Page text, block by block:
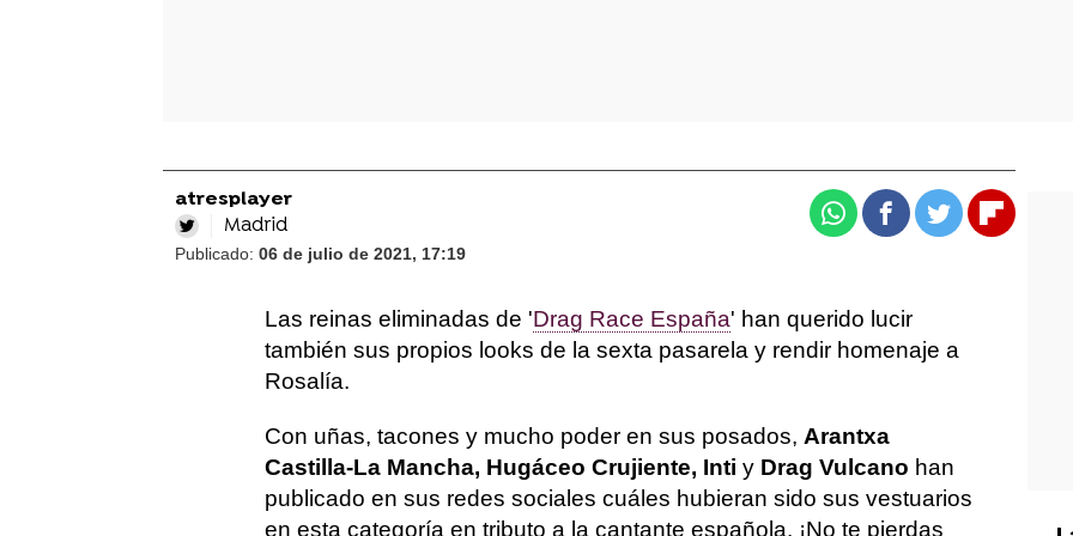
atresplayer
Madrid
Publicado: 06 de julio de 2021, 17:19
WhatsappFacebook
Twitter
Las reinas eliminadas de 'Drag Race España' han querido lucir
también sus propios looks de la sexta pasarela y rendir homenaje a
Rosalía.
Con uñas, tacones y mucho poder en sus posados, Arantxa
Castilla-La Mancha, Hugáceo Crujiente, Inti y Drag Vulcano han
publicado en sus redes sociales cuáles hubieran sido sus vestuarios
en esta categoría en tributo a la cantante española. ¡No te pierdas